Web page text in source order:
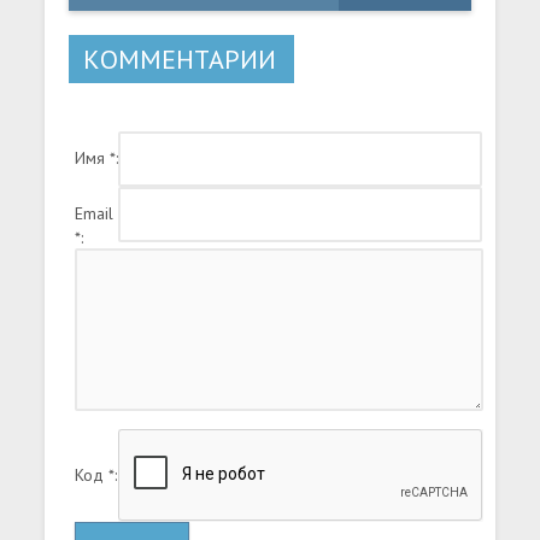
КОММЕНТАРИИ
Имя *:
Email
*:
Код *: